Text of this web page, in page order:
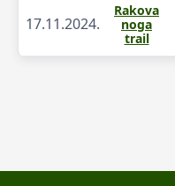
17.11.2024.
Rakova
noga
trail